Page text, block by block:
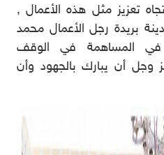
تعزيز مثل هذه الأعمال ,
بريدة رجل الأعمال محمد
في المساهمة في الوقف
وجل أن يبارك بالجهود وأن